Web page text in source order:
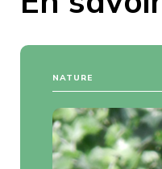
NATURE